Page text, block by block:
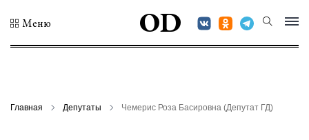
Меню OD
Главная Депутаты Чемерис Роза Басировна (Депутат ГД)